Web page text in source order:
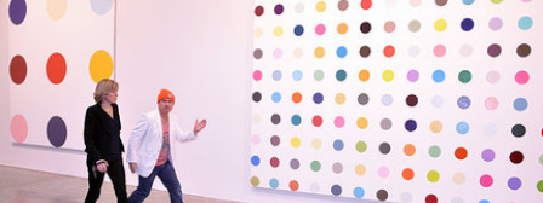
及其他成员发起的“30天就倒闭书店”，最初打算做
成一个行为装置展览——开一家有趣的书店，书店
以人文社科类的书籍为主，兼营各种创意产品及想
法。在30天时间里邀请30位爱书的朋友分别做一天
的书店店长，并各自提出一个问题，与进入书店的
人随意探讨。书店将同时举办1场小型文本展《我